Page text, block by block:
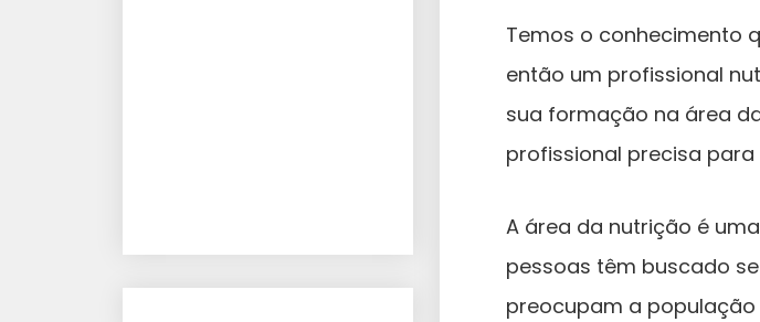
Temos o conhecimento
então um profissional
sua formação na área
profissional precisa
A área da nutrição é
pessoas têm buscado
preocupam a